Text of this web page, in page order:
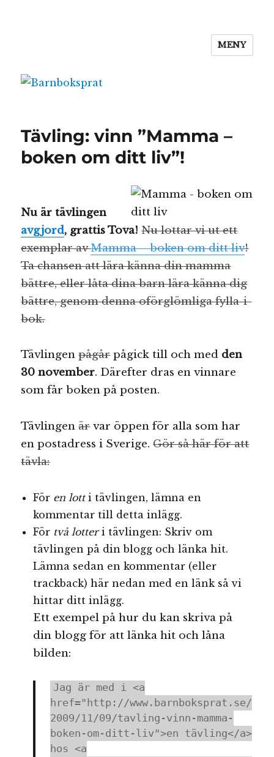
MENY
Tävling: vinn ”Mamma –
boken om ditt liv”!
Nu är tävlingen
avgjord, grattis Tova! Nu lottar vi ut ett
exemplar avMamma – boken om ditt liv!
Ta chansen att lära känna din mamma
bättre, eller låta dina barn lära känna dig
bättre, genom denna oförglömliga fylla-i-
bok.
Tävlingenpågårpågick till och med den
30 november. Därefter dras en vinnare
som får boken på posten.
Tävlingenärvar öppen för alla som har
en postadress i Sverige.Gör så här för att
tävla:
För en lotti tävlingen, lämna en
kommentar till detta inlägg.
För två lotteri tävlingen: Skriv om
tävlingen på din blogg och länka hit.
Lämna sedan en kommentar (eller
trackback) här nedan med en länk så vi
hittar ditt inlägg.
Ett exempel på hur du kan skriva på
din blogg för att länka hit och låna
bilden:
Jag är med i <a
href="http://www.barnboksprat.se/
2009/11/09/tavling-vinn-mamma-
boken-om-ditt-liv">en tävling</a>
hos <a